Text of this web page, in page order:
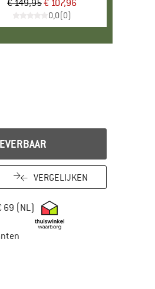
Prijs
€ 149,95Verlaagde prijs
€ 107,96
0,0(0)
VERGELIJKEN
69 (NL) Vind hier de
de betalingsinformatie hier! Opent in